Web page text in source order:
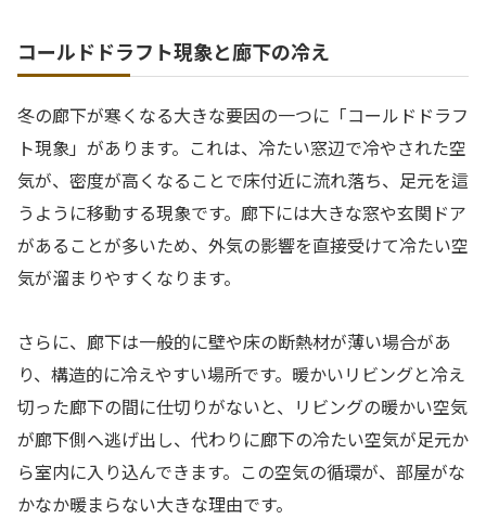
コールドドラフト現象と廊下の冷え
冬の廊下が寒くなる大きな要因の一つに「コールドドラフ
ト現象」があります。これは、冷たい窓辺で冷やされた空
気が、密度が高くなることで床付近に流れ落ち、足元を這
うように移動する現象です。廊下には大きな窓や玄関ドア
があることが多いため、外気の影響を直接受けて冷たい空
気が溜まりやすくなります。
さらに、廊下は一般的に壁や床の断熱材が薄い場合があ
り、構造的に冷えやすい場所です。暖かいリビングと冷え
切った廊下の間に仕切りがないと、リビングの暖かい空気
が廊下側へ逃げ出し、代わりに廊下の冷たい空気が足元か
ら室内に入り込んできます。この空気の循環が、部屋がな
かなか暖まらない大きな理由です。